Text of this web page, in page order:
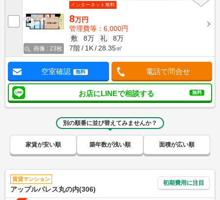
画像 : 23枚
インターネット無料
8万円
管理費等：6,000円
敷
8万 礼
8万
7階
1K 28.35㎡
空室確認 無料 電話で問合せ
お店にLINEで相談する 無料
別の順番に並び替えてみませんか？
家賃が安い順 築年数が浅い順 面積が広い順
賃貸マンション
アップルパレス丸の内(306)
初期費用に注目